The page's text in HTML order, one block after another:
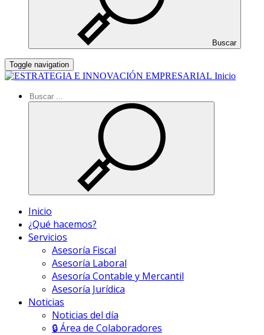
Buscar
Toggle navigation
Inicio
Inicio
¿Qué hacemos?
Servicios
Asesoría Fiscal
Asesoría Laboral
Asesoría Contable y Mercantil
Asesoría Jurídica
Noticias
Noticias del día
🔒 Área de Colaboradores